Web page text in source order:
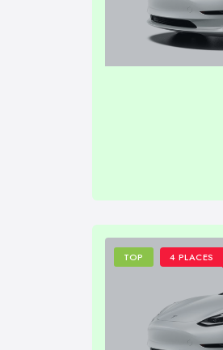
TOP 4 PLACES